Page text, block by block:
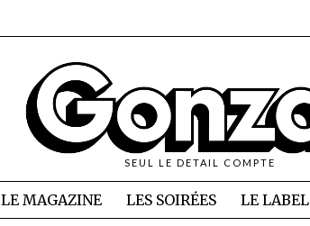
SEUL LE DETAIL COMPTE
LE MAGAZINE LES SOIRÉES LE LABEL